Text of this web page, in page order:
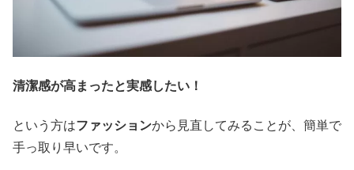
清潔感が高まったと実感したい！
という方はファッションから見直してみることが、簡単で
手っ取り早いです。